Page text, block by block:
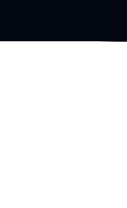
corporativa y el diseño
empresa con una